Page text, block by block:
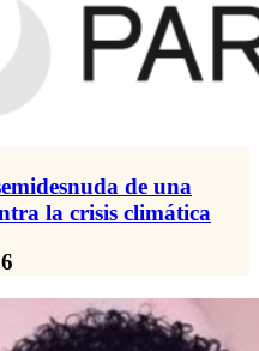
de una
la crisis climática